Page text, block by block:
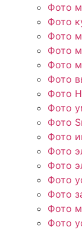
Фото
Фото
Фото
Фото
Фото
Фото
Фото
Фото
Фото
Фото
Фото
Фото
Фото
Фото
Фото
Фото